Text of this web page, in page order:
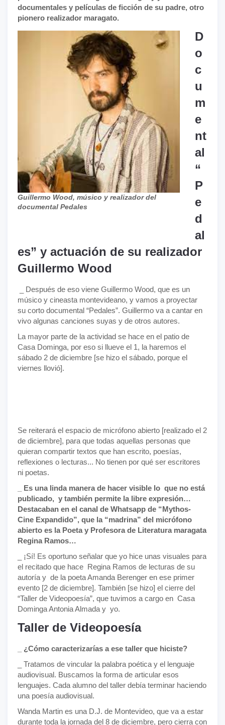
documentales y películas de ficción de su padre, otro
pionero realizador maragato.
Guillermo Wood, músico y realizador del
documental Pedales
D
o
c
u
m
e
nt
al
“
P
e
d
al
es” y actuación de su realizador
Guillermo Wood
_ Después de eso viene Guillermo Wood, que es un
músico y cineasta montevideano, y vamos a proyectar
su corto documental “Pedales”. Guillermo va a cantar en
vivo algunas canciones suyas y de otros autores.
La mayor parte de la actividad se hace en el patio de
Casa Dominga, por eso si llueve el 1, la haremos el
sábado 2 de diciembre [se hizo el sábado, porque el
viernes llovió].
Se reiterará el espacio de micrófono abierto [realizado el 2
de diciembre], para que todas aquellas personas que
quieran compartir textos que han escrito, poesías,
reflexiones o lecturas... No tienen por qué ser escritores
ni poetas.
_ Es una linda manera de hacer visible lo que no está
publicado, y también permite la libre expresión…
Destacaban en el canal de Whatsapp de “Mythos-
Cine Expandido”, que la “madrina” del micrófono
abierto es la Poeta y Profesora de Literatura maragata
Regina Ramos…
_ ¡Sí! Es oportuno señalar que yo hice unas visuales para
el recitado que hace Regina Ramos de lecturas de su
autoría y de la poeta Amanda Berenger en ese primer
evento [2 de diciembre]. También [se hizo] el cierre del
“Taller de Videopoesía”, que tuvimos a cargo en Casa
Dominga Antonia Almada y yo.
Taller de Videopoesía
_ ¿Cómo caracterizarías a ese taller que hiciste?
_ Tratamos de vincular la palabra poética y el lenguaje
audiovisual. Buscamos la forma de articular esos
lenguajes. Cada alumno del taller debía terminar haciendo
una poesía audiovisual.
Wanda Martin es una D.J. de Montevideo, que va a estar
durante toda la jornada del 8 de diciembre, pero cierra con